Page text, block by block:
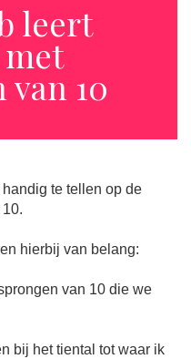
leert
van 10
te tellen op de
hierbij van belang:
van 10 die we
bij het tiental tot waar ik